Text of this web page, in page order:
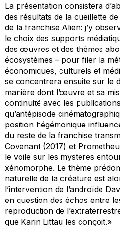
La présentation consistera
des résultats de la cueillette
de la franchise Alien: j’y
le choix des supports
des œuvres et des thèmes
écosystèmes – pour filer la
économiques, culturels et
se concentrera ensuite sur le
manière dont l’œuvre et sa
continuité avec les
qu’antépisode
position hégémonique
du reste de la franchise
Covenant (2017) et
le voile sur les mystères
xénomorphe. Le thème
naturelle de la créature est
l’intervention de l’androïde
en question des échos entre
reproduction de
que Karin Littau les conçoit.»